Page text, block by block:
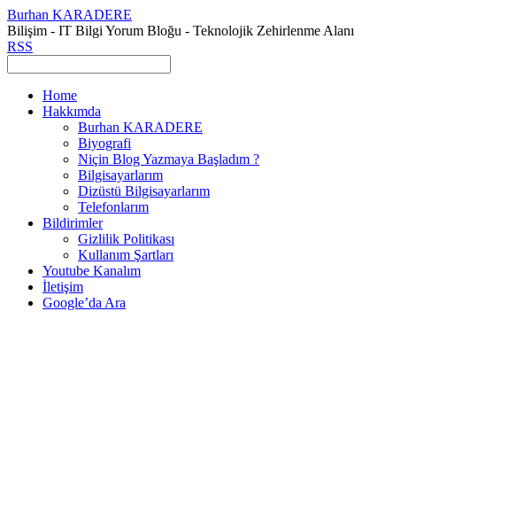
Burhan KARADERE
Bilişim - IT Bilgi Yorum Bloğu - Teknolojik Zehirlenme Alanı
RSS
Home
Hakkımda
Burhan KARADERE
Biyografi
Niçin Blog Yazmaya Başladım ?
Bilgisayarlarım
Dizüstü Bilgisayarlarım
Telefonlarım
Bildirimler
Gizlilik Politikası
Kullanım Şartları
Youtube Kanalım
İletişim
Google’da Ara